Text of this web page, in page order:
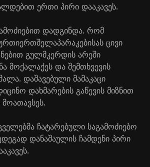
ერთი პირი დააკავეს.
დადგინდა. რომ
ცივი
გულმკერდის არეში
მოქალაქეს და შემთხვევის
დაშავებული მამაკაცი
დახმარების გაწევის მიზნით
ჩატარებული საგამოძიებო
დანაშაულის ჩამდენი პირი